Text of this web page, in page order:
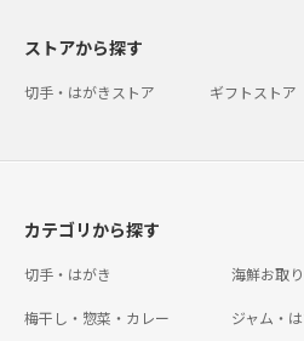
ストアから探す
切手・はがきストア ギフトストア
カテゴリから探す
切手・はがき 海鮮お取
梅干し・惣菜・カレー ジャム・